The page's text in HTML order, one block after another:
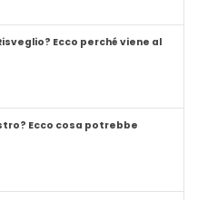
Ecco perché viene al
Ecco cosa potrebbe